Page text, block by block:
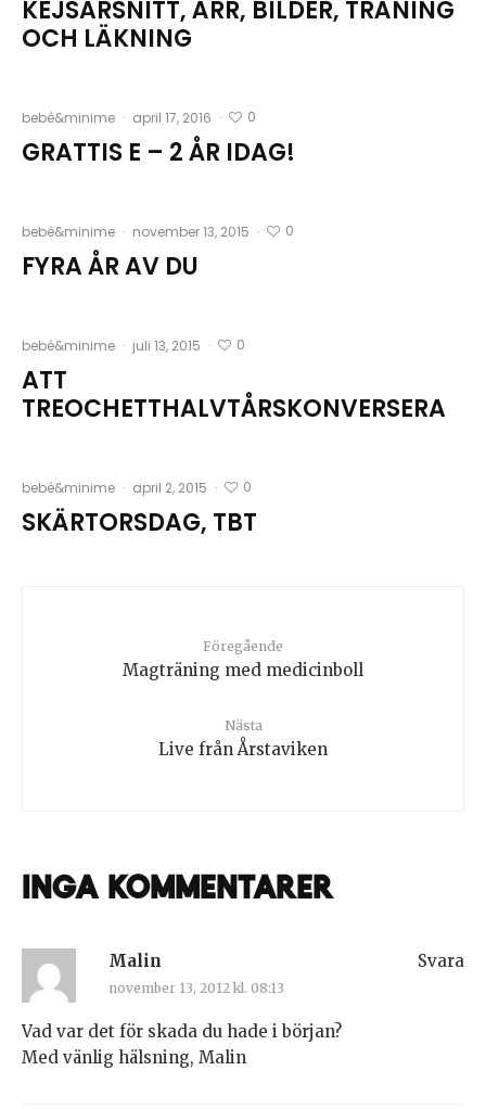
KEJSARSNITT, ÄRR, BILDER, TRÄNING
OCH LÄKNING
bebé&minime · april 17, 2016 · 0
GRATTIS E – 2 ÅR IDAG!
bebé&minime · november 13, 2015 · 0
FYRA ÅR AV DU
bebé&minime · juli 13, 2015 · 0
ATT
TREOCHETTHALVTÅRSKONVERSERA
bebé&minime · april 2, 2015 · 0
SKÄRTORSDAG, TBT
Föregående
Magträning med medicinboll
Nästa
Live från Årstaviken
Inga kommentarer
Malin
november 13, 2012 kl. 08:13
Vad var det för skada du hade i början?
Med vänlig hälsning, Malin
Svara